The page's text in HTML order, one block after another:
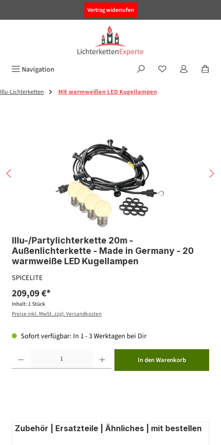
Vertrag widerrufen
Navigation
Illu-Lichterketten Mit warmweißen LED Kugellampen
Illu-/Partylichterkette 20m -
Außenlichterkette - Made in Germany - 20
warmweiße LED Kugellampen
SPICELITE
209,09 €*
Inhalt: 1 Stück
Preise inkl. MwSt. zzgl. Versandkosten
Sofort verfügbar: In 1 - 3 Werktagen bei Dir
In den Warenkorb
Zubehör | Ersatzteile | Ähnliches | mit bestellen